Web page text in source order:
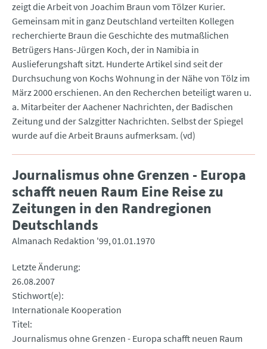
zeigt die Arbeit von Joachim Braun vom Tölzer Kurier.
Gemeinsam mit in ganz Deutschland verteilten Kollegen
recherchierte Braun die Geschichte des mutmaßlichen
Betrügers Hans-Jürgen Koch, der in Namibia in
Auslieferungshaft sitzt. Hunderte Artikel sind seit der
Durchsuchung von Kochs Wohnung in der Nähe von Tölz im
März 2000 erschienen. An den Recherchen beteiligt waren u.
a. Mitarbeiter der Aachener Nachrichten, der Badischen
Zeitung und der Salzgitter Nachrichten. Selbst der Spiegel
wurde auf die Arbeit Brauns aufmerksam. (vd)
Journalismus ohne Grenzen - Europa
schafft neuen Raum Eine Reise zu
Zeitungen in den Randregionen
Deutschlands
Almanach Redaktion '99 01.01.1970
Letzte Änderung
26.08.2007
Stichwort(e)
Internationale Kooperation
Titel
Journalismus ohne Grenzen - Europa schafft neuen Raum